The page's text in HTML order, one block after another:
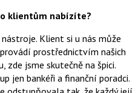
klientům nabízíte?
Klient si u nás může
prostřednictvím našich
zde jsme skutečně na špici.
jen bankéři a finanční poradci.